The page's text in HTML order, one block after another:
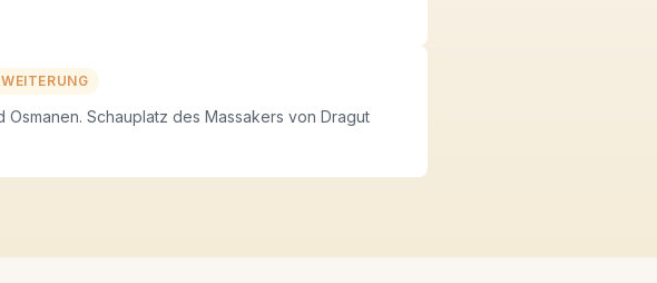
Schauplatz des Massakers von Dragut